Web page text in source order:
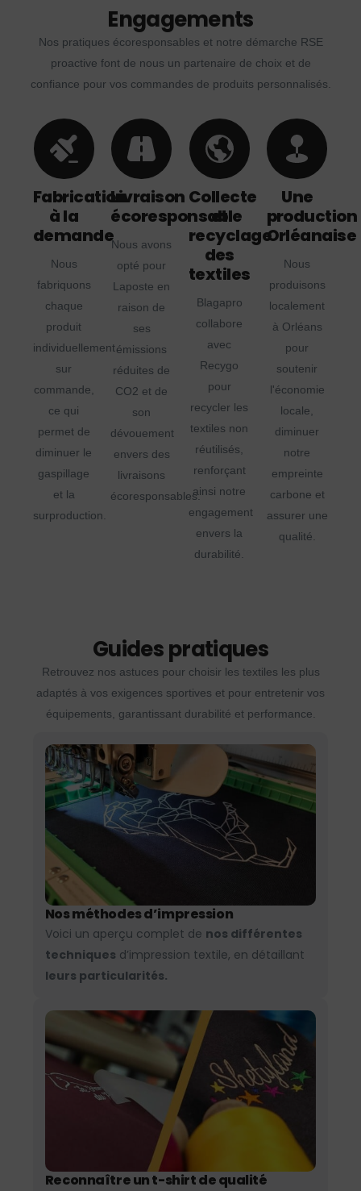
Engagements
Nos pratiques écoresponsables et notre démarche RSE
proactive font de nous un partenaire de choix et de
confiance pour vos commandes de produits personnalisés.
Fabrication
à la
demande
Nous
fabriquons
chaque
produit
individuellement
sur
commande,
ce qui
permet de
diminuer le
gaspillage
et la
surproduction.
Livraison
écoresponsable
Nous avons
opté pour
Laposte en
raison de
ses
émissions
réduites de
CO2 et de
son
dévouement
envers des
livraisons
écoresponsables.
Collecte
et
recyclage
des
textiles
Blagapro
collabore
avec
Recygo
pour
recycler les
textiles non
réutilisés,
renforçant
ainsi notre
engagement
envers la
durabilité.
Une
production
Orléanaise
Nous
produisons
localement
à Orléans
pour
soutenir
l'économie
locale,
diminuer
notre
empreinte
carbone et
assurer une
qualité.
Guides pratiques
Retrouvez nos astuces pour choisir les textiles les plus
adaptés à vos exigences sportives et pour entretenir vos
équipements, garantissant durabilité et performance.
Nos méthodes d’impression
Voici un aperçu complet de nos différentes
techniques d’impression textile, en détaillant
leurs particularités.
Reconnaître un t-shirt de qualité